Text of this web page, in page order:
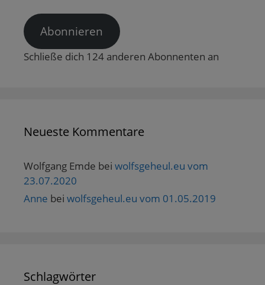
Abonnieren
Schließe dich 124 anderen Abonnenten an
Neueste Kommentare
Wolfgang Emde bei wolfsgeheul.eu vom
23.07.2020
Anne bei wolfsgeheul.eu vom 01.05.2019
Schlagwörter